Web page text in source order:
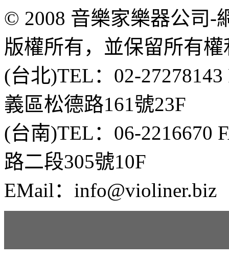
© 2008 音樂家樂器公司-
版權所有，並保留所有權
(台北)TEL：02-
義區松德路161號23F
(台南)TEL：06-2216670
路二段305號10F
EMail：info@violiner.biz